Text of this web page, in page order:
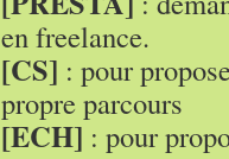
en freelance.
[CS] : pour
propre parcours
[ECH] : pour